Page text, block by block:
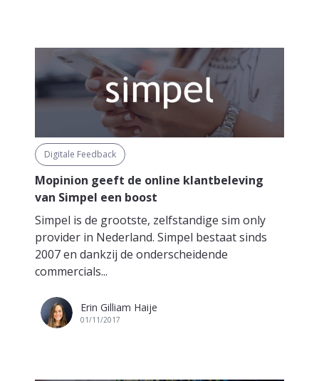
Digitale Feedback
Mopinion geeft de online klantbeleving
van Simpel een boost
Simpel is de grootste, zelfstandige sim only
provider in Nederland. Simpel bestaat sinds
2007 en dankzij de onderscheidende
commercials...
Erin Gilliam Haije
01/11/2017